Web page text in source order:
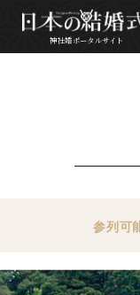
神社婚ポータルサイト
参列可